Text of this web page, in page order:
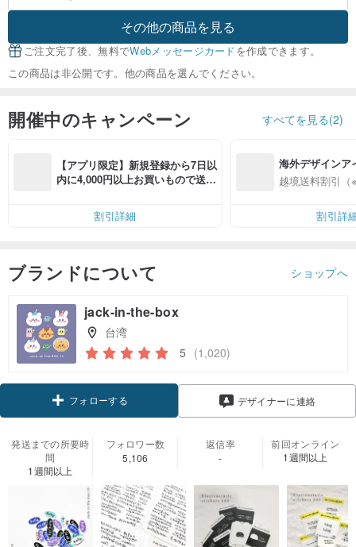
その他の商品を見る
ご注文完了後、無料でWebメッセージカードを作成できます。
この商品は非公開です。他の商品を選んでください。
開催中のキャンペーン すべてを見る(2)
【アプリ限定】新規登録から7日以
内に4,000円以上お買いもので送料
割引詳細
海外デザインア
入
越境送料割引（
割引詳
ブランドについて ショップへ
jack-in-the-box
台湾
5 (1,020)
フォローする デザイナーに連絡
発送までの所要時
間
1週間以上
フォロワー数
5,106
返信率
-
前回オンライン
1週間以上